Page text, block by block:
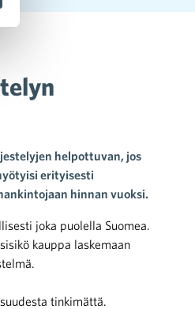
helpottuvan, jos
erityisesti
hinnan vuoksi.
joka puolella Suomea.
kauppa laskemaan
tinkimättä.